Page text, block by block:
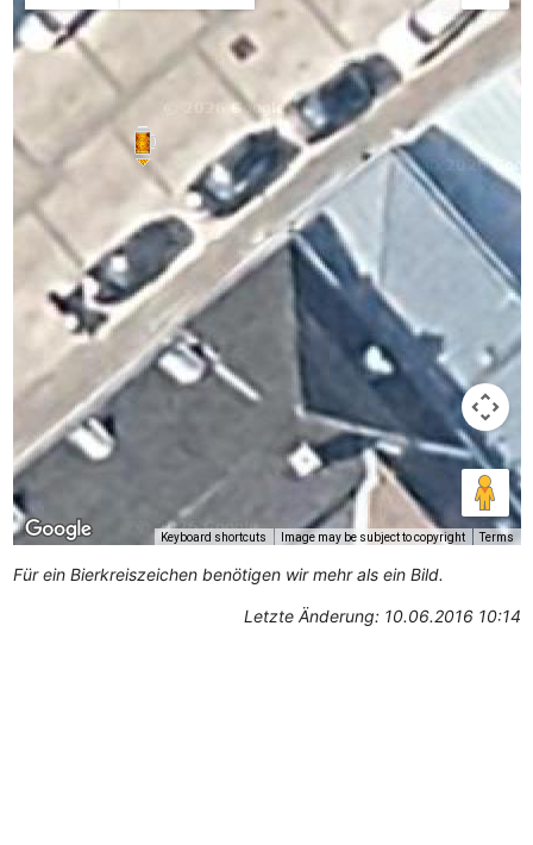
Keyboard shortcuts Image may be subject to copyright Terms
Für ein Bierkreiszeichen benötigen wir mehr als ein Bild.
Letzte Änderung: 10.06.2016 10:14